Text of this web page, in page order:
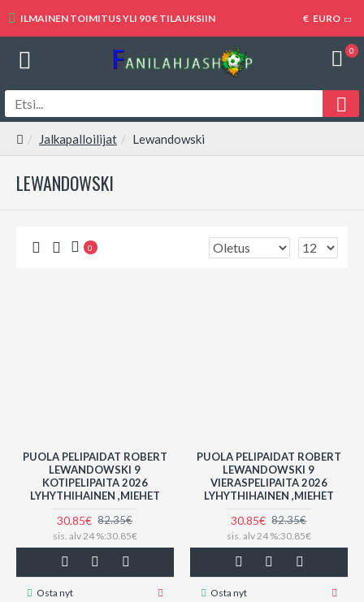
ILMAINEN TOIMITUS YLI 90 € TILAUKSIIN € EURO
0
Jalkapalloilijat Lewandowski
LEWANDOWSKI
0
PUOLA PELIPAIDAT ROBERT
LEWANDOWSKI 9
KOTIPELIPAITA 2026
LYHYTHIHAINEN ,MIEHET
30.85€ 82.35€
sis. alv 24 %:30.85€
Osta nyt
PUOLA PELIPAIDAT ROBERT
LEWANDOWSKI 9
VIERASPELIPAITA 2026
LYHYTHIHAINEN ,MIEHET
30.85€ 82.35€
sis. alv 24 %:30.85€
Osta nyt